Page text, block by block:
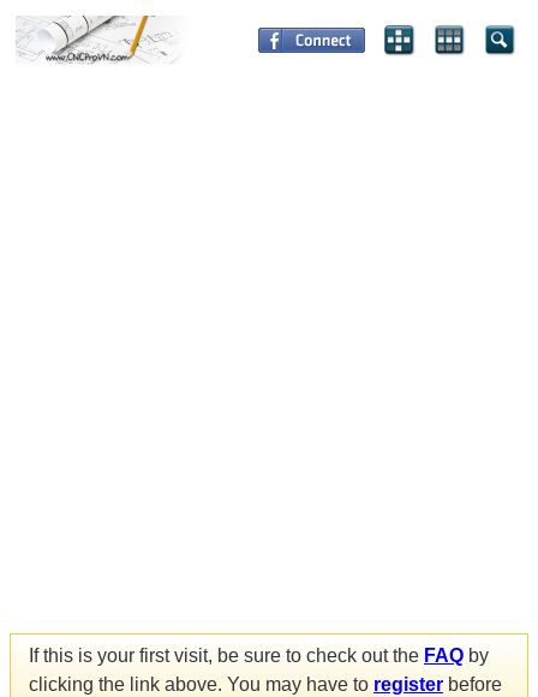
If this is your first visit, be sure to check out the FAQ by
clicking the link above. You may have to register before